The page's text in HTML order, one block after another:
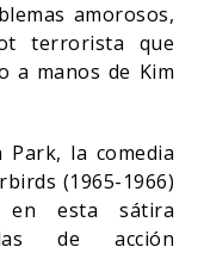
amorosos,
terrorista que
a manos de Kim
la comedia
(1965-1966)
en esta sátira
de acción